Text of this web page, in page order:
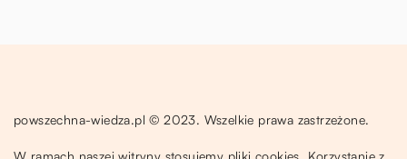
powszechna-wiedza.pl © 2023. Wszelkie prawa zastrzeżone.
W ramach naszej witryny stosujemy pliki cookies. Korzystanie z